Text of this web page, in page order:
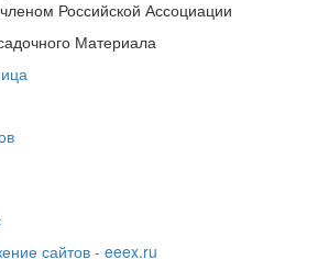
Российской Ассоциации
Материала
сайтов - eeex.ru